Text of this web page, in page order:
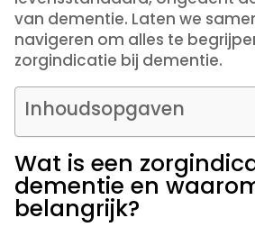
van dementie. Laten we
navigeren om alles te
zorgindicatie bij dementie.
Inhoudsopgaven
Wat is een
dementie en
belangrijk?